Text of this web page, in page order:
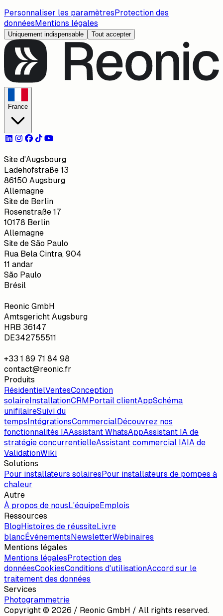
Personnaliser les paramètresProtection des
donnéesMentions légales
Uniquement indispensable Tout accepter
France
Site d'Augsbourg
Ladehofstraße 13
86150 Augsburg
Allemagne
Site de Berlin
Rosenstraße 17
10178 Berlin
Allemagne
Site de São Paulo
Rua Bela Cintra, 904
11 andar
São Paulo
Brésil
Reonic GmbH
Amtsgericht Augsburg
HRB 36147
DE342755511
+33 1 89 71 84 98
contact@reonic.fr
Produits
RésidentielVentesConception
solaire InstallationCRM Portail clientAppSchéma
unifilaireSuivi du
temps IntégrationsCommercialDécouvrez nos
fonctionnalités IAAssistant WhatsAppAssistant IA de
stratégie concurrentielleAssistant commercial IA IA de
ValidationWiki
Solutions
Pour installateurs solaires Pour installateurs de pompes à
chaleur
Autre
À propos de nous L'équipeEmplois
Ressources
BlogHistoires de réussiteLivre
blanc Événements NewsletterWebinaires
Mentions légales
Mentions légales Protection des
donnéesCookiesConditions d'utilisationAccord sur le
traitement des données
Services
Photogrammetrie
Copyright © 2026 / Reonic GmbH / All rights reserved.